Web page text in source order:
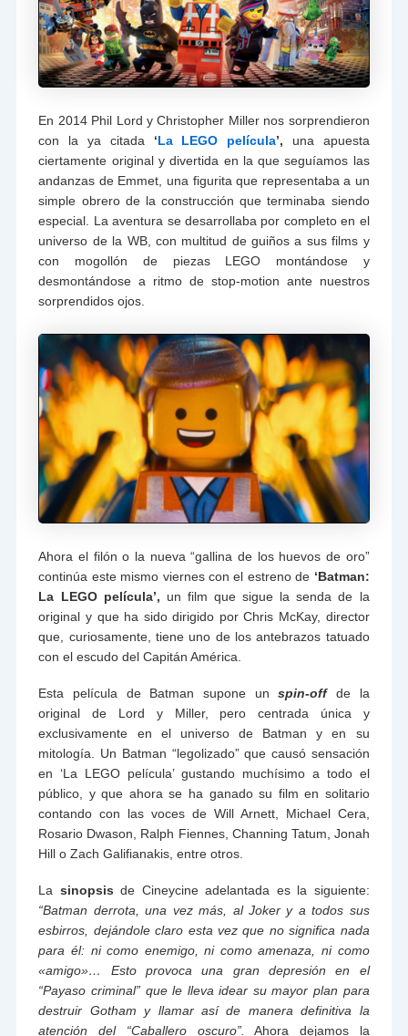
En 2014 Phil Lord y Christopher Miller nos sorprendieron
con la ya citada ‘La LEGO película’, una apuesta
ciertamente original y divertida en la que seguíamos las
andanzas de Emmet, una figurita que representaba a un
simple obrero de la construcción que terminaba siendo
especial. La aventura se desarrollaba por completo en el
universo de la WB, con multitud de guiños a sus films y
con mogollón de piezas LEGO montándose y
desmontándose a ritmo de stop-motion ante nuestros
sorprendidos ojos.
Ahora el filón o la nueva “gallina de los huevos de oro”
continúa este mismo viernes con el estreno de ‘Batman:
La LEGO película’, un film que sigue la senda de la
original y que ha sido dirigido por Chris McKay, director
que, curiosamente, tiene uno de los antebrazos tatuado
con el escudo del Capitán América.
Esta película de Batman supone un spin-off
de la
original de Lord y Miller, pero centrada única y
exclusivamente en el universo de Batman y en su
mitología. Un Batman “legolizado” que causó sensación
en ‘La LEGO película’ gustando muchísimo a todo el
público, y que ahora se ha ganado su film en solitario
contando con las voces de Will Arnett, Michael Cera,
Rosario Dwason, Ralph Fiennes, Channing Tatum, Jonah
Hill o Zach Galifianakis, entre otros.
La sinopsis de Cineycine adelantada es la siguiente:
“Batman derrota, una vez más, al Joker y a todos sus
esbirros, dejándole claro esta vez que no significa nada
para él: ni como enemigo, ni como amenaza, ni como
«amigo»… Esto provoca una gran depresión en el
“Payaso criminal” que le lleva idear su mayor plan para
destruir Gotham y llamar así de manera definitiva la
atención del “Caballero oscuro”.
Ahora dejamos la